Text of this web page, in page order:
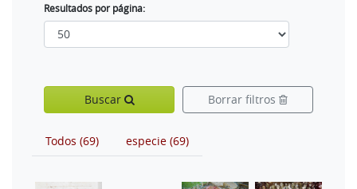
Resultados por página:
Buscar Borrar filtros
Todos (69) especie (69)